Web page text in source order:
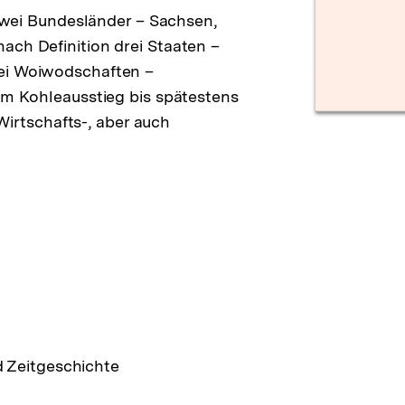
Bundesländer – Sachsen,
Definition drei Staaten –
Woiwodschaften –
Kohleausstieg bis spätestens
, aber auch
Zeitgeschichte